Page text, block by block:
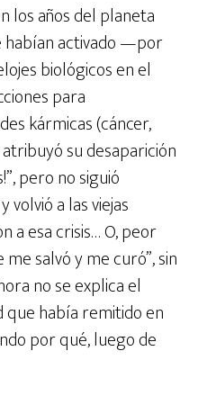
los años del planeta
habían activado —por
biológicos en el
para
kármicas (cáncer,
su desaparición
pero no siguió
a las viejas
a esa crisis… O, peor
salvó y me curó”, sin
no se explica el
había remitido en
por qué, luego de